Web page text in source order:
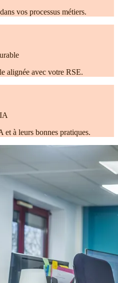
vos processus métiers.
alignée avec votre RSE.
à leurs bonnes pratiques.